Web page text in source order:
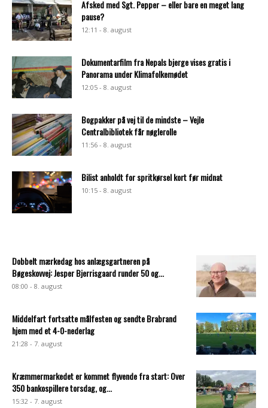
Afsked med Sgt. Pepper – eller bare en meget lang
pause?
12:11 - 8. august
Dokumentarfilm fra Nepals bjerge vises gratis i
Panorama under Klimafolkemødet
12:05 - 8. august
Bogpakker på vej til de mindste – Vejle
Centralbibliotek får nøglerolle
11:56 - 8. august
Bilist anholdt for spritkørsel kort før midnat
10:15 - 8. august
Dobbelt mærkedag hos anlægsgartneren på
Bøgeskovvej: Jesper Bjerrisgaard runder 50 og...
08:00 - 8. august
Middelfart fortsatte målfesten og sendte Brabrand
hjem med et 4-0-nederlag
21:28 - 7. august
Kræmmermarkedet er kommet flyvende fra start: Over
350 bankospillere torsdag, og...
15:32 - 7. august